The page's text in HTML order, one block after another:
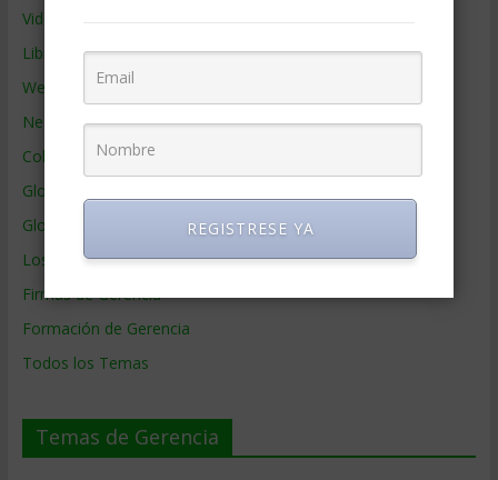
Videos de Gerencia
Libros de Gerencia
Webs de Gerencia
Negocios por País
Colaboradores de Gerencia
Glosario
Glosario Inglés – Español
Los mejores MBA
Firmas de Gerencia
Formación de Gerencia
Todos los Temas
Temas de Gerencia
REGISTRESE YA